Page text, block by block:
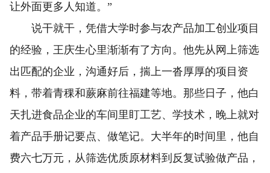
让外面更多人知道。”
说干就干，凭借大学时参与农产品加工创业项目
的经验，王庆生心里渐渐有了方向。他先从网上筛选
出匹配的企业，沟通好后，揣上一沓厚厚的项目资
料，带着青稞和蕨麻前往福建等地。那些日子，他白
天扎进食品企业的车间里盯工艺、学技术，晚上就对
着产品手册记要点、做笔记。大半年的时间里，他自
费六七万元，从筛选优质原材料到反复试验做产品，